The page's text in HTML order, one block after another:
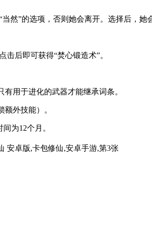
”的选项，否则她会离开。选择后，她
后即可获得“焚心锻造术”。
用于进化的武器才能继承词条。
外技能）。
为12个月。